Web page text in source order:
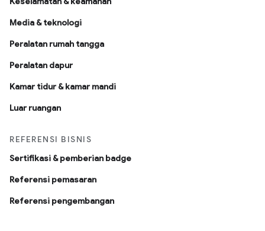
Media & teknologi
Peralatan rumah tangga
Peralatan dapur
Kamar tidur & kamar mandi
Luar ruangan
REFERENSI BISNIS
Sertifikasi & pemberian badge
Referensi pemasaran
Referensi pengembangan